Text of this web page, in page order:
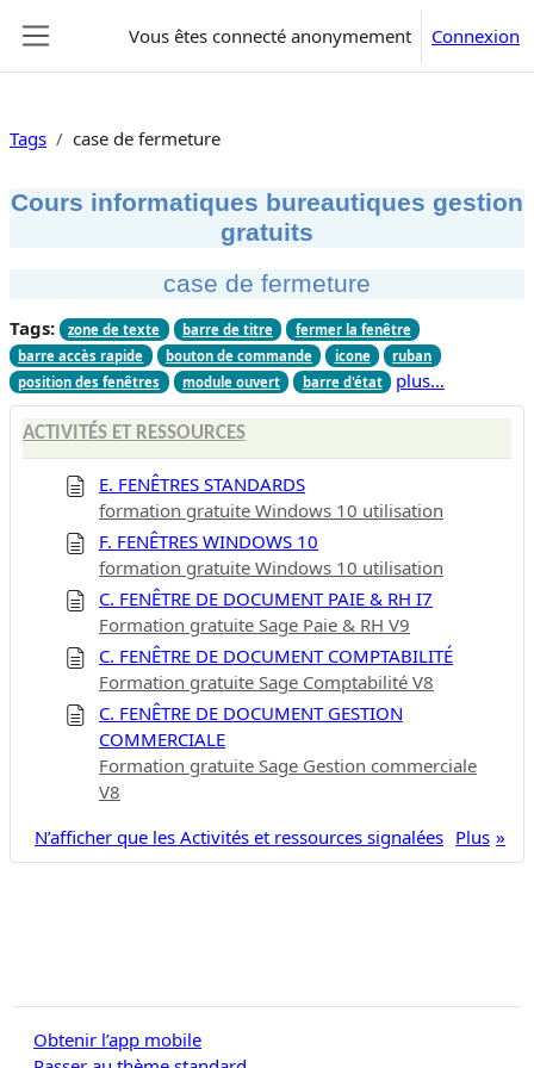
Vous êtes connecté anonymement Connexion
Tags case de fermeture
Cours informatiques bureautiques gestion
gratuits
case de fermeture
Tags: zone de texte barre de titre
fermer la fenêtre
barre accès rapide
bouton de commande icone
ruban
position des fenêtres
module ouvert barre d'état plus…
ACTIVITÉS ET RESSOURCES
E. FENÊTRES STANDARDS
formation gratuite Windows 10 utilisation
F. FENÊTRES WINDOWS 10
formation gratuite Windows 10 utilisation
C. FENÊTRE DE DOCUMENT PAIE & RH I7
Formation gratuite Sage Paie & RH V9
C. FENÊTRE DE DOCUMENT COMPTABILITÉ
Formation gratuite Sage Comptabilité V8
C. FENÊTRE DE DOCUMENT GESTION
COMMERCIALE
Formation gratuite Sage Gestion commerciale
V8
Plus
N’afficher que les Activités et ressources signalées
Obtenir l’app mobile